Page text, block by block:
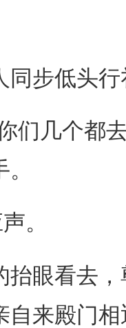
步低头行
几个都去
。
眼看去，
自来殿门